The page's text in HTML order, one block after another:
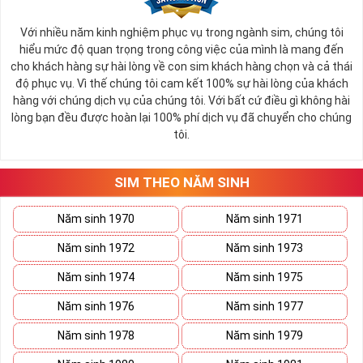
giá trị của sim từ cao đến thấp để dễ bề chọn lựa.
Thông thường sim giảm giá, sim số đẹp giá rẻ có mức
SALE OFFcó thể vào khoảng 30 - 50% giá trị so với thông
thường.
Các đại lý sim số khi đã gom vào quá nhiều sim mà tình
hình bán không quá khả quan sẽ thanh lọc bớt kho sim số
của mình, việc mua được sim tốt giá mềm là điều hoàn toàn
Hiện nay bất cứ đại lý nào cũng đều có danh sách sim giảm
giá, sim giá rẻ như vậy nên bạn hãy xem qua một lượt danh
sách này trước khi đi vào những dãy số yêu thích hơn.
Với nhiều năm kinh nghiệm phục vụ trong ngành sim, chúng tôi
hiểu mức độ quan trọng trong công việc của mình là mang đến
cho khách hàng sự hài lòng về con sim khách hàng chọn và cả thái
độ phục vụ. Vì thế chúng tôi cam kết 100% sự hài lòng của khách
hàng với chúng dịch vụ của chúng tôi. Với bất cứ điều gì không hài
lòng bạn đều được hoàn lại 100% phí dịch vụ đã chuyển cho chúng
tôi.
SIM THEO NĂM SINH
Năm sinh 1970 Năm sinh 1971
Năm sinh 1972 Năm sinh 1973
Năm sinh 1974 Năm sinh 1975
Năm sinh 1976 Năm sinh 1977
Năm sinh 1978 Năm sinh 1979